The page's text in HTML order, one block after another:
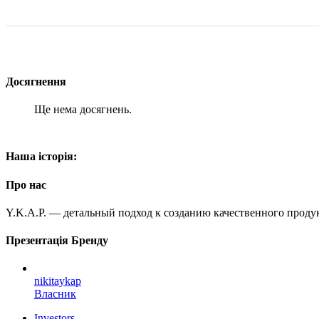
Досягнення
Ще нема досягнень.
Наша історія:
Про нас
Y.K.A.P. — детальный подход к созданию качественного
Презентація Бренду
nikitaykap
Власник